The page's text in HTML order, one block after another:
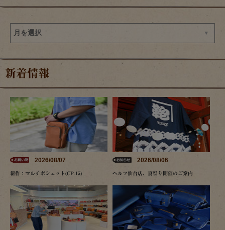
新着情報
2026/08/07
新作：マルチポシェット(CP-15)
2026/08/06
ヘルツ仙台店、夏祭り開催のご案内